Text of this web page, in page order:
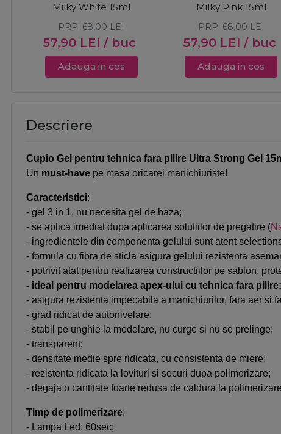
Milky White 15ml
57,90 LEI / buc
PRP: 68,00 LEI
Adauga in cos
Milky Pink 15ml
57,90 LEI / buc
PRP: 68,00 LEI
Adauga in cos
Descriere
Cupio Gel pentru tehnica fara pilire Ultra Strong Gel
Un must-have pe masa oricarei manichiuriste!
Caracteristici:
- gel 3 in 1, nu necesita gel de baza;
- se aplica imediat dupa aplicarea solutiilor de pregatire (
- ingredientele din componenta gelului sunt atent
- formula cu fibra de sticla asigura gelului rezistenta
- potrivit atat pentru realizarea constructiilor pe sablon,
- ideal pentru modelarea apex-ului cu tehnica fara pilire;
- asigura rezistenta impecabila a manichiurilor, fara aer si
- grad ridicat de autonivelare;
- stabil pe unghie la modelare, nu curge si nu se prelinge;
- transparent;
- densitate medie spre ridicata, cu consistenta de miere;
- rezistenta ridicata la lovituri si socuri dupa polimerizare;
- degaja o cantitate foarte redusa de caldura la
Timp de polimerizare:
- Lampa Led: 60sec;